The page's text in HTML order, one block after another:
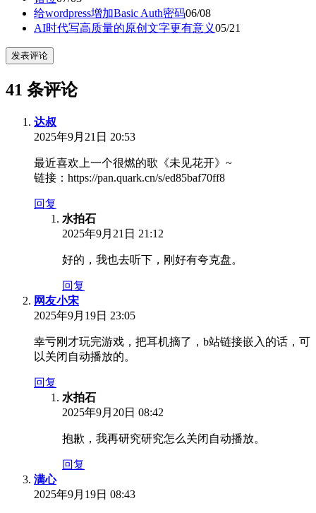
给wordpress增加Basic Auth密码06/08
AI时代写高质量的原创文字更有意义05/21
发表评论
41 条评论
达叔
2025年9月21日 20:53
最近喜欢上一个很燃的歌《未见花开》~
链接：https://pan.quark.cn/s/ed85baf70ff8
回复
水拍石
2025年9月21日 21:12
好的，我也去听下，刚好有夸克盘。
回复
网友小宋
2025年9月19日 23:05
幸亏刚才玩完游戏，把耳机摘了，b站链接嵌入的话，可
以关闭自动播放的。
回复
水拍石
2025年9月20日 08:42
抱歉，我再研究研究怎么关闭自动播放。
回复
满心
2025年9月19日 08:43